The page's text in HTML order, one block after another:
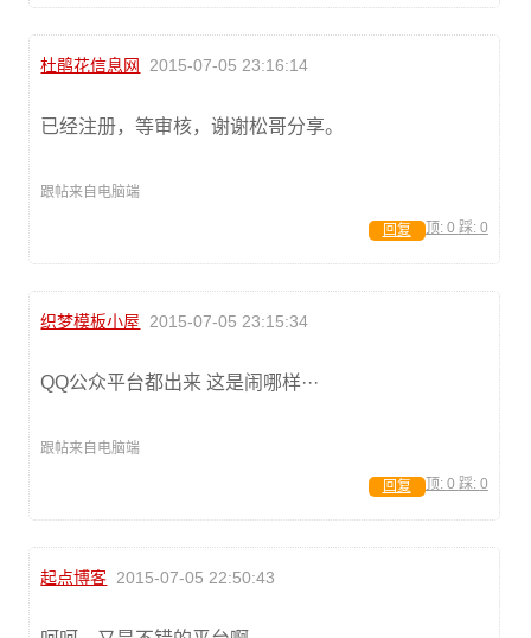
杜鹃花信息网 2015-07-05 23:16:14
已经注册，等审核，谢谢松哥分享。
跟帖来自电脑端
顶: 0 踩: 0
回复
织梦模板小屋 2015-07-05 23:15:34
QQ公众平台都出来 这是闹哪样···
跟帖来自电脑端
顶: 0 踩: 0
回复
起点博客 2015-07-05 22:50:43